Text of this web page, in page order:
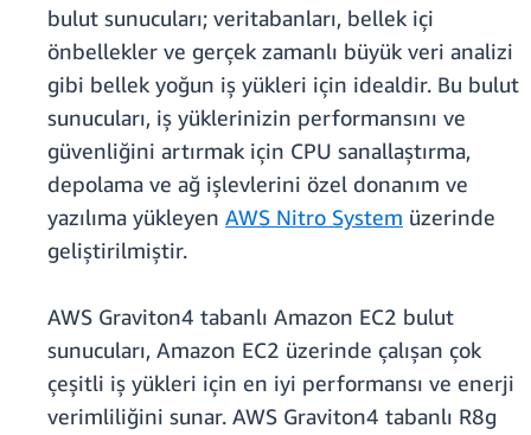
bulut sunucuları; veritabanları, bellek içi
önbellekler ve gerçek zamanlı büyük veri analizi
gibi bellek yoğun iş yükleri için idealdir. Bu bulut
sunucuları, iş yüklerinizin performansını ve
güvenliğini artırmak için CPU sanallaştırma,
depolama ve ağ işlevlerini özel donanım ve
yazılıma yükleyen AWS Nitro System üzerinde
geliştirilmiştir.
AWS Graviton4 tabanlı Amazon EC2 bulut
sunucuları, Amazon EC2 üzerinde çalışan çok
çeşitli iş yükleri için en iyi performansı ve enerji
verimliliğini sunar. AWS Graviton4 tabanlı R8g